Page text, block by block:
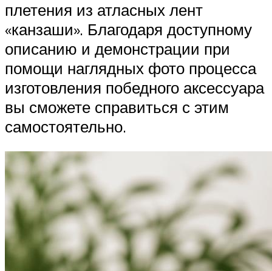
плетения из атласных лент
«канзаши». Благодаря доступному
описанию и демонстрации при
помощи наглядных фото процесса
изготовления победного аксессуара
вы сможете справиться с этим
самостоятельно.